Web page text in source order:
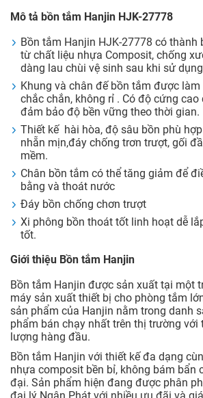
Mô tả bồn tắm Hanjin HJK-27778
Bồn tắm Hanjin HJK-27778 có
từ chất liệu nhựa Composit, chống
dàng lau chùi vệ sinh sau khi sử
Khung và chân đế bồn tắm được
chắc chắn, không rỉ . Có độ cứng
đảm bảo độ bền vững theo thời gian.
Thiết kế hài hòa, độ sâu bồn phù
nhẵn mịn,đáy chống trơn trượt, gối
mềm.
Chân bồn tắm có thể tăng giảm để
bằng và thoát nước
Đáy bồn chống chơn trượt
Xi phông bồn thoát tốt linh hoạt dễ
tốt.
Giới thiệu Bồn tắm Hanjin
Bồn tắm Hanjin được sản xuất tại một
máy sản xuất thiết bị cho phòng tắm
sản phẩm của Hanjin nằm trong danh
phẩm bán chạy nhất trên thị trường với
lượng hàng đầu.
Bồn tắm Hanjin với thiết kế đa dạng
nhựa composit bền bỉ, không bám bẩn
đại. Sản phẩm hiện đang được phân